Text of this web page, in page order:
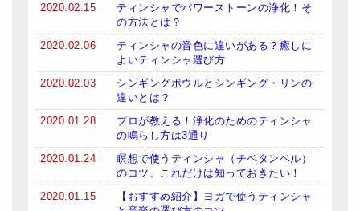
2020.02.15
ティンシャでパワーストーンの浄化！そ
の方法とは？
2020.02.06
ティンシャの音色に違いがある？癒しに
よいティンシャ選び方
2020.02.03
シンギングボウルとシンギング・リンの
違いとは？
2020.01.28
プロが教える！浄化のためのティンシャ
の鳴らし方は3通り
2020.01.24
瞑想で使うティンシャ（チベタンベル）
のコツ、これだけは知っておきたい！
2020.01.15
【おすすめ紹介】ヨガで使うティンシャ